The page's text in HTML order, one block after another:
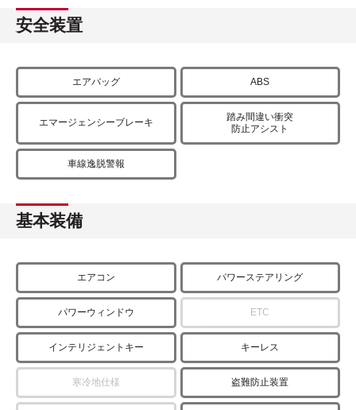
安全装置
エアバッグ ABS
エマージェンシーブレーキ
踏み間違い衝突
防止アシスト
車線逸脱警報
基本装備
エアコン パワーステアリング
パワーウィンドウ ETC
インテリジェントキー キーレス
寒冷地仕様 盗難防止装置